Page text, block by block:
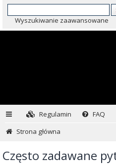
Wyszukiwanie zaawansowane
Regulamin
FAQ
Strona główna
Często zadawane